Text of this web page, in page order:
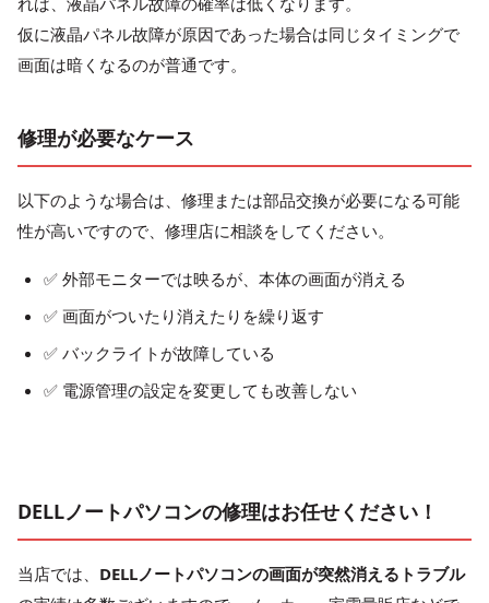
仮に液晶パネル故障が原因であった場合は同じタイミングで
画面は暗くなるのが普通です。
修理が必要なケース
以下のような場合は、修理または部品交換が必要になる可能
性が高いですので、修理店に相談をしてください。
✅ 外部モニターでは映るが、本体の画面が消える
✅ 画面がついたり消えたりを繰り返す
✅ バックライトが故障している
✅ 電源管理の設定を変更しても改善しない
DELLノートパソコンの修理はお任せください！
当店では、 DELLノートパソコンの画面が突然消えるトラブル